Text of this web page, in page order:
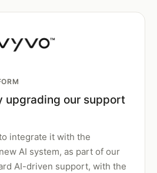
upgrading our support
integrate it with the
AI system, as part of our
AI-driven support, with the